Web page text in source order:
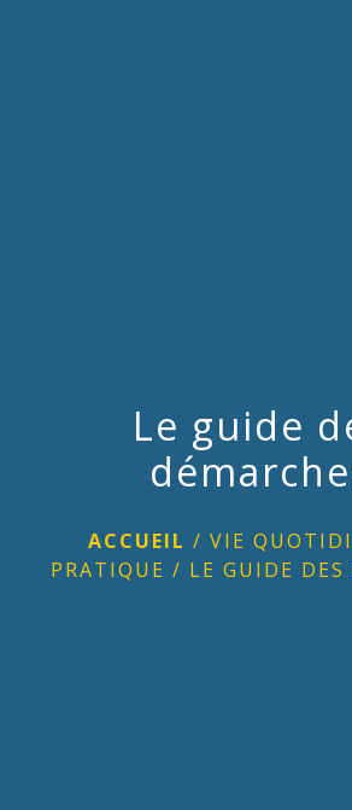
Le guide
ACCUEIL / VIE
PRATIQUE / LE GUIDE DES